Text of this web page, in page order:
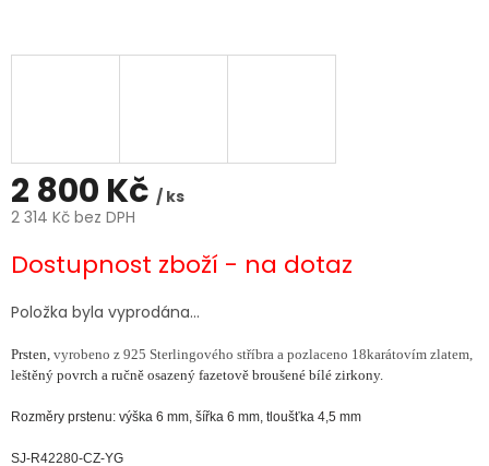
2 800 Kč / ks
2 314 Kč bez DPH
cena:
Dostupnost zboží - na dotaz
Položka byla vyprodána…
Prsten, vyrobeno z 925 Sterlingového stříbra a pozlaceno 18karátovím zlatem,
leštěný povrch a ručně osazený fazetově broušené bílé zirkony.
Rozměry prstenu: výška 6 mm, šířka 6 mm, tloušťka 4,5 mm
SJ-R42280-CZ-YG